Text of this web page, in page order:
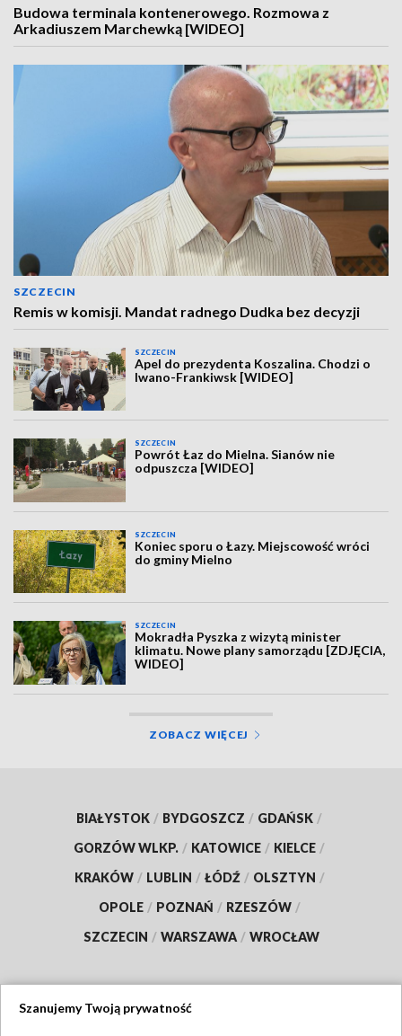
Budowa terminala kontenerowego. Rozmowa z
Arkadiuszem Marchewką [WIDEO]
SZCZECIN
Remis w komisji. Mandat radnego Dudka bez decyzji
SZCZECIN
Apel do prezydenta Koszalina. Chodzi o
Iwano-Frankiwsk [WIDEO]
SZCZECIN
Powrót Łaz do Mielna. Sianów nie
odpuszcza [WIDEO]
SZCZECIN
Koniec sporu o Łazy. Miejscowość wróci
do gminy Mielno
SZCZECIN
Mokradła Pyszka z wizytą minister
klimatu. Nowe plany samorządu [ZDJĘCIA,
WIDEO]
ZOBACZ WIĘCEJ
BIAŁYSTOK / BYDGOSZCZ / GDAŃSK /
GORZÓW WLKP. / KATOWICE / KIELCE /
KRAKÓW / LUBLIN / ŁÓDŹ / OLSZTYN /
OPOLE / POZNAŃ / RZESZÓW /
SZCZECIN / WARSZAWA / WROCŁAW
Szanujemy Twoją prywatność